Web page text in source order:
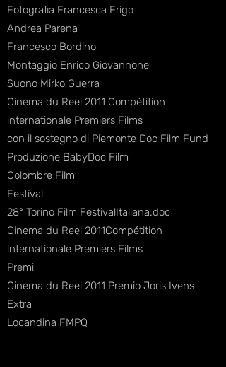
Fotografia Francesca Frigo
Andrea Parena
Francesco Bordino
Montaggio Enrico Giovannone
Suono Mirko Guerra
Cinema du Reel 2011 Compétition
internationale Premiers Films
con il sostegno di Piemonte Doc Film Fund
Produzione BabyDoc Film
Colombre Film
Festival
28° Torino Film FestivalItaliana.doc
Cinema du Reel 2011Compétition
internationale Premiers Films
Premi
Cinema du Reel 2011 Premio Joris Ivens
Extra
Locandina FMPQ